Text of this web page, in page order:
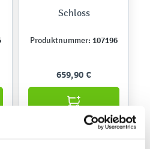
Schloss
Produktnummer: 107196
659,90 €